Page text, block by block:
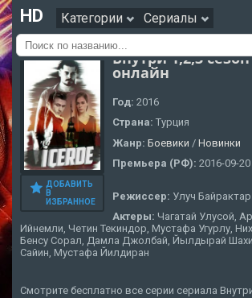
HD Категории Сериалы
ДОБАВИТЬ
В
ИЗБРАННОЕ
Внутри 1,2,3
онлайн
Год: 2016
Страна: Турция
Жанр: Боевики / Новинки
Премьера (РФ): 2016-09-20
Режиссер: Улуч Байрактар
Актеры: Чагатай Улусой,
Ийнемли, Четин Текиндор, Мустафа Угурлу,
Бенсу Сорал, Дамла Джолбай, Йылдырай
Сайин, Мустафа Йилдиран
Смотрите бесплатно все серии сериала